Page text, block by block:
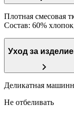
Плотная смесовая
Состав: 60%
Уход за
Деликатная
Не отбеливать